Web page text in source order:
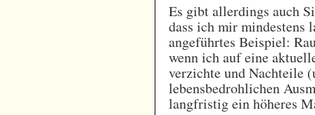
Es gibt allerdings auch
dass ich mir mindestens
angeführtes Beispiel:
wenn ich auf eine
verzichte und Nachteile
lebensbedrohlichen
langfristig ein höheres